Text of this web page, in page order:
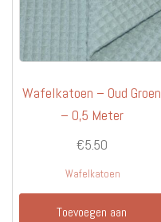
Wafelkatoen – Oud Groen
– 0,5 Meter
€5.50
Wafelkatoen
Toevoegen aan